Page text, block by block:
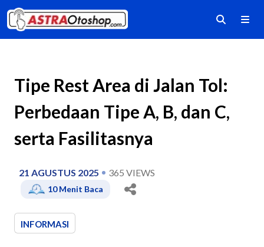
Tipe Rest Area di Jalan Tol:
Perbedaan Tipe A, B, dan C,
serta Fasilitasnya
21 AGUSTUS 2025 365 VIEWS
10Menit Baca
INFORMASI